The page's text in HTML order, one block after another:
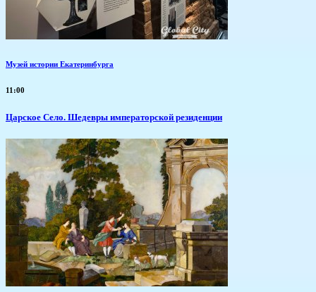
Музей истории Екатеринбурга
11:00
Царское Село. Шедевры императорской резиденции